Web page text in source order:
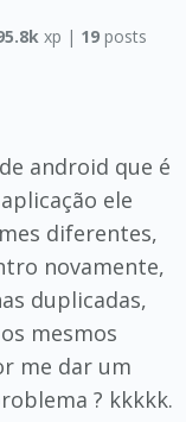
xp | 19posts
android que é
ele
diferentes,
novamente,
duplicadas,
mesmos
me dar um
? kkkkk.